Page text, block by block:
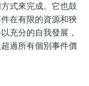
式來完成。它也鼓
在有限的資源和狹
充分的自我發展，
過所有個別事件價